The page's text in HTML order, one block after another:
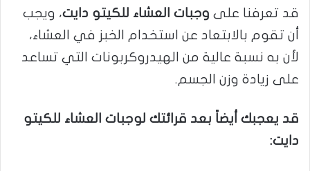
قد تعرفنا على وجبات العشاء للكيتو دايت، ويجب
أن تقوم بالابتعاد عن استخدام الخبز في العشاء،
لأن به نسبة عالية من الهيدروكربونات التي تساعد
على زيادة وزن الجسم.
قد يعجبك أيضاً بعد قرائتك لوجبات العشاء للكيتو
دايت: